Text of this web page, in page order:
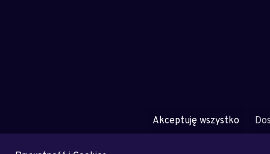
Akceptuję wszystko